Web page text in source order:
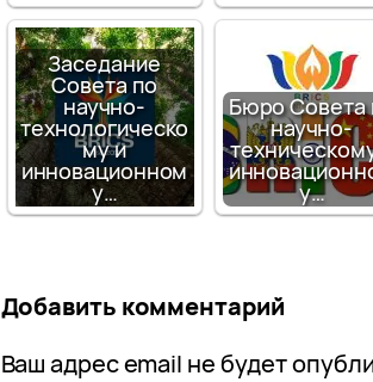
Заседание
Совета по
научно-
технологическо
му и
инновационном
у…
Бюро Совета
научно-
у…
Добавить комментарий
Ваш адрес email не будет